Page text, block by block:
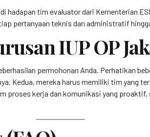
tim evaluator dari Kementerian
pertanyaan teknis dan administratif
IUP OP
permohonan Anda. Perhatikan
Kedua, mereka harus memiliki tim yang
proses kerja dan komunikasi yang